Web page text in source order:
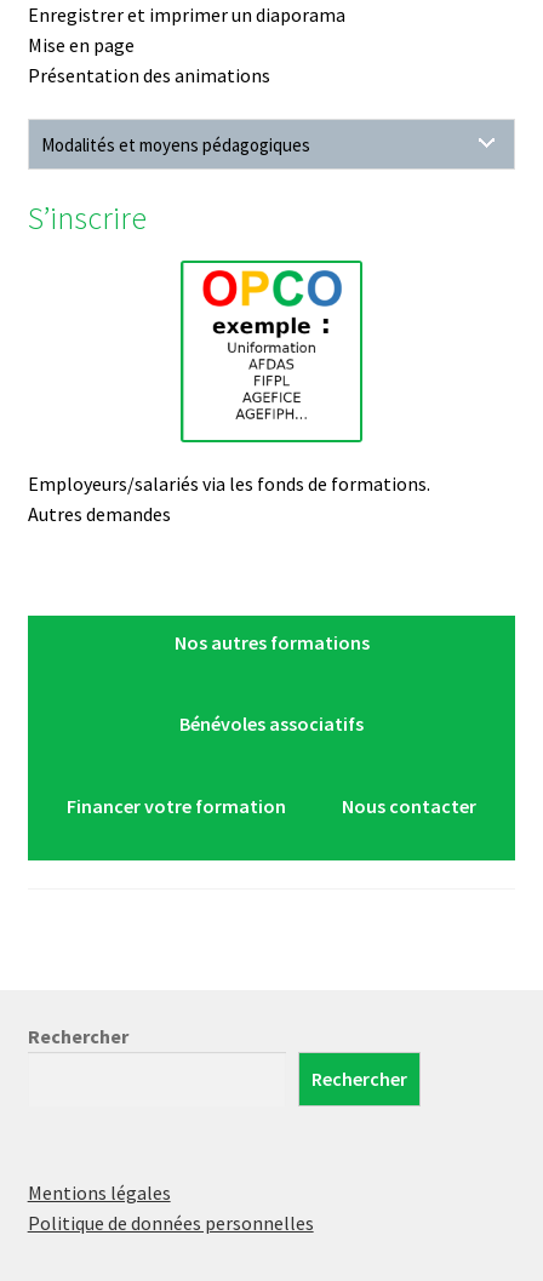
Enregistrer et imprimer un diaporama
Mise en page
Présentation des animations
Modalités et moyens pédagogiques
S’inscrire
Employeurs/salariés via les fonds de formations.
Autres demandes
Nos autres formations
Bénévoles associatifs
Financer votre formation Nous contacter
Rechercher
Rechercher
Mentions légales
Politique de données personnelles